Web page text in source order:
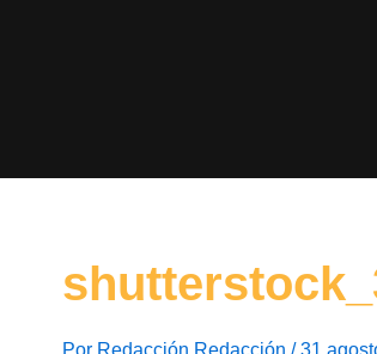
Por Redacción Redacción /31